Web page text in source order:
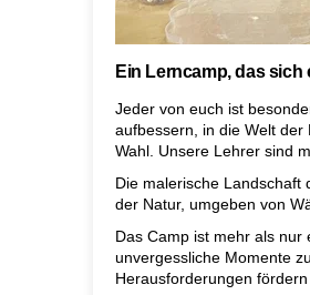
Ein Lerncamp, das
Jeder von euch ist
aufbessern, in die Welt
Wahl. Unsere Lehrer sind
Die malerische Landschaft
der Natur, umgeben von
Das Camp ist mehr als
unvergessliche Momente
Herausforderungen